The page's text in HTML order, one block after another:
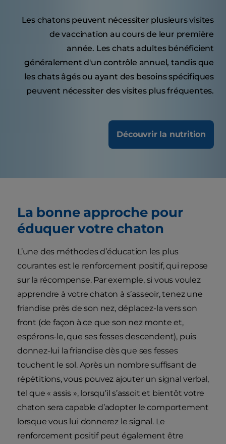
Les chatons peuvent nécessiter plusieurs visites
de vaccination au cours de leur première
année. Les chats adultes bénéficient
généralement d'un contrôle annuel, tandis que
les chats âgés ou ayant des besoins spécifiques
peuvent nécessiter des visites plus fréquentes.
Découvrir la nutrition
La bonne approche pour
éduquer votre chaton
L’une des méthodes d’éducation les plus
courantes est le renforcement positif, qui repose
sur la récompense. Par exemple, si vous voulez
apprendre à votre chaton à s’asseoir, tenez une
friandise près de son nez, déplacez-la vers son
front (de façon à ce que son nez monte et,
espérons-le, que ses fesses descendent), puis
donnez-lui la friandise dès que ses fesses
touchent le sol. Après un nombre suffisant de
répétitions, vous pouvez ajouter un signal verbal,
tel que « assis », lorsqu’il s’assoit et bientôt votre
chaton sera capable d’adopter le comportement
lorsque vous lui donnerez le signal. Le
renforcement positif peut également être